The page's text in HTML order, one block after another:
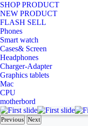
SHOP PRODUCT
NEW PRODUCT
FLASH SELL
Phones
Smart watch
Cases& Screen
Headphones
Charger-Adapter
Graphics tablets
Mac
CPU
motherbord
Previous Next